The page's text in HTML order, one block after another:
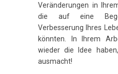
Veränderungen in
die auf eine
Verbesserung Ihres
könnten. In Ihrem
wieder die Idee
ausmacht!